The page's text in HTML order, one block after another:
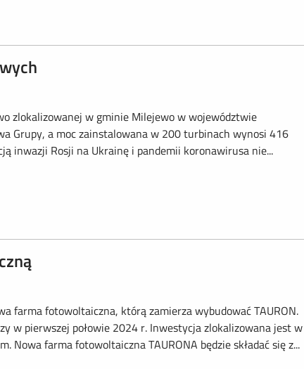
zlokalizowanej w gminie Milejewo w województwie
Grupy, a moc zainstalowana w 200 turbinach wynosi 416
inwazji Rosji na Ukrainę i pandemii koronawirusa nie...
farma fotowoltaiczna, którą zamierza wybudować TAURON.
w pierwszej połowie 2024 r. Inwestycja zlokalizowana jest w
farma fotowoltaiczna TAURONA będzie składać się z...